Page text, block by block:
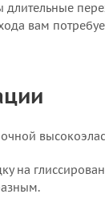
длительные
вам
на
.